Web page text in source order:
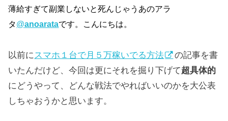
薄給すぎて副業しないと死んじゃうあのアラ
タ@anoarataです。こんにちは。
以前に スマホ１台で月５万稼いでる方法
の記事を書
いたんだけど、今回は更にそれを掘り下げて超具体的
にどうやって、どんな戦法でやればいいのかを大公表
しちゃおうかと思います。